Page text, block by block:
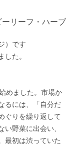
リーフ・ハーブ
）です
した。
めました。市場か
るには、「自分だ
ぐりを繰り返して
野菜に出会い、
最初は渋っていた